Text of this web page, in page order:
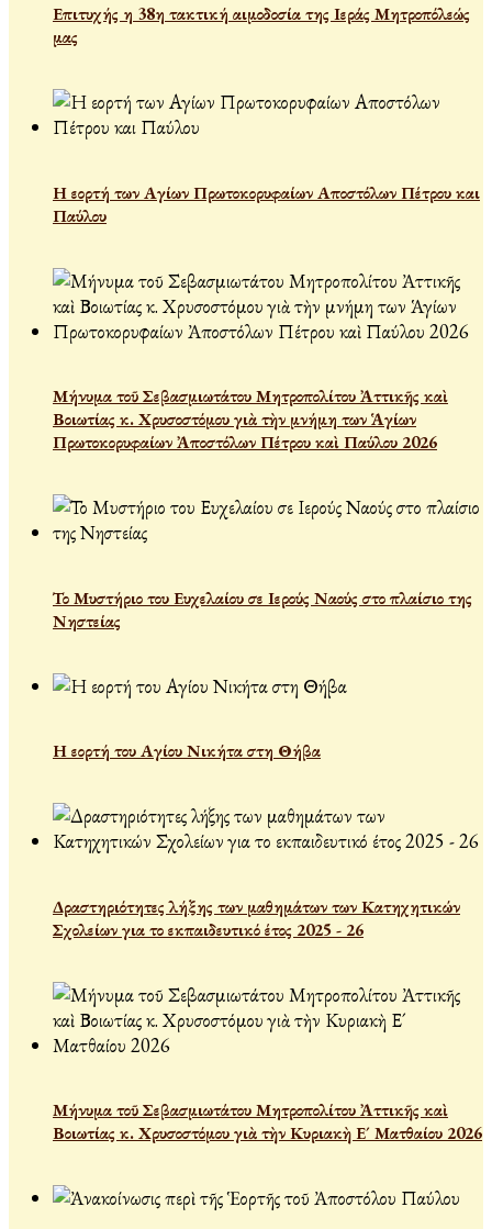
Επιτυχής η 38η τακτική αιμοδοσία της Ιεράς Μητροπόλεώς
μας
Η εορτή των Αγίων Πρωτοκορυφαίων Αποστόλων Πέτρου και
Παύλου
Μήνυμα τοῦ Σεβασμιωτάτου Μητροπολίτου Ἀττικῆς καὶ
Βοιωτίας κ. Χρυσοστόμου γιὰ τὴν μνήμη των Ἁγίων
Πρωτοκορυφαίων Ἀποστόλων Πέτρου καὶ Παύλου 2026
Το Μυστήριο του Ευχελαίου σε Ιερούς Ναούς στο πλαίσιο της
Νηστείας
Η εορτή του Αγίου Νικήτα στη Θήβα
Δραστηριότητες λήξης των μαθημάτων των Κατηχητικών
Σχολείων για το εκπαιδευτικό έτος 2025 - 26
Μήνυμα τοῦ Σεβασμιωτάτου Μητροπολίτου Ἀττικῆς καὶ
Βοιωτίας κ. Χρυσοστόμου γιὰ τὴν Κυριακὴ Ε´ Ματθαίου 2026